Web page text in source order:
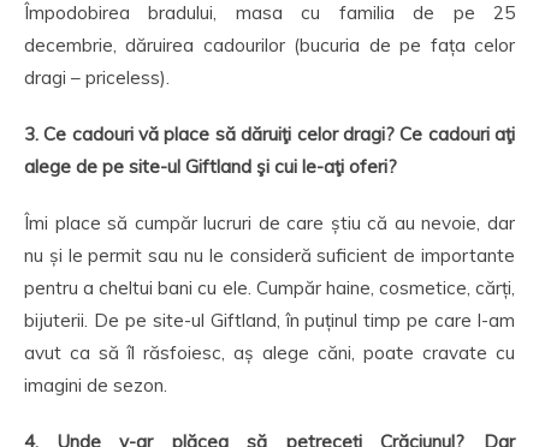
Împodobirea bradului, masa cu familia de pe 25
decembrie, dăruirea cadourilor (bucuria de pe fața celor
dragi – priceless).
3. Ce cadouri vă place să dăruiţi celor dragi? Ce cadouri aţi
alege de pe site-ul Giftland şi cui le-aţi oferi?
Îmi place să cumpăr lucruri de care știu că au nevoie, dar
nu și le permit sau nu le consideră suficient de importante
pentru a cheltui bani cu ele. Cumpăr haine, cosmetice, cărți,
bijuterii. De pe site-ul Giftland, în puținul timp pe care l-am
avut ca să îl răsfoiesc, aș alege căni, poate cravate cu
imagini de sezon.
4. Unde v-ar plăcea să petreceţi Crăciunul? Dar